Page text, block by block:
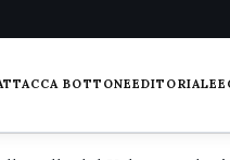
BOTTONEEDITORIALE